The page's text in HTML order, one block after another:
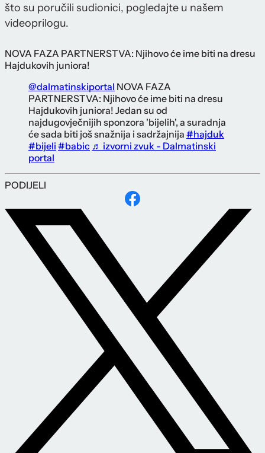
što su poručili sudionici, pogledajte u našem
videoprilogu.
NOVA FAZA PARTNERSTVA: Njihovo će ime biti na dresu
Hajdukovih juniora!
@dalmatinskiportal NOVA FAZA
PARTNERSTVA: Njihovo će ime biti na dresu
Hajdukovih juniora! Jedan su od
najdugovječnijih sponzora 'bijelih', a suradnja
će sada biti još snažnija i sadržajnija #hajduk
#bijeli #babic ♬ izvorni zvuk - Dalmatinski
portal
PODIJELI